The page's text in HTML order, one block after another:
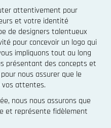
attentivement pour
et votre identité
de designers talentueux
pour concevoir un logo qui
impliquons tout au long
présentant des concepts et
nous assurer que le
attentes.
nous nous assurons que
et représente fidèlement